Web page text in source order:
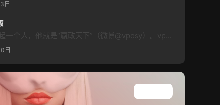
日
日